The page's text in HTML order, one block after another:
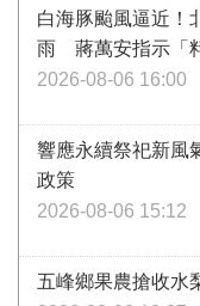
白海豚颱風逼近！
雨 蔣萬安指示「
2026-08-06 16:00
響應永續祭祀新風
政策
2026-08-06 15:12
五峰鄉果農搶收